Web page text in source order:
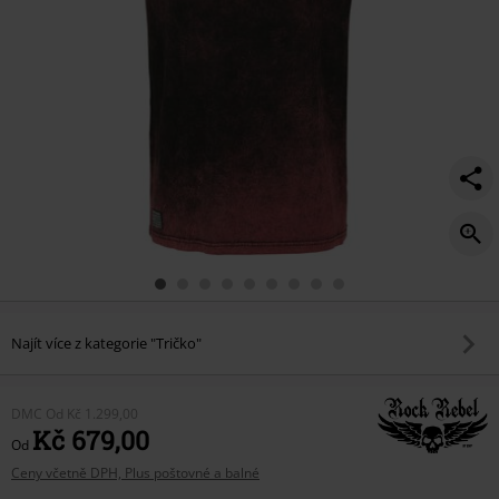
Najít více z kategorie "Tričko"
DMC Od Kč 1.299,00
Od Kč 679,00
Ceny včetně DPH, Plus poštovné a balné